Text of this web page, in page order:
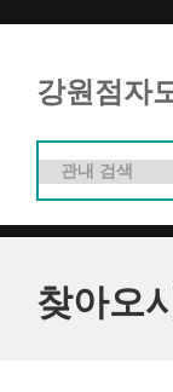
강원점자
찾아오